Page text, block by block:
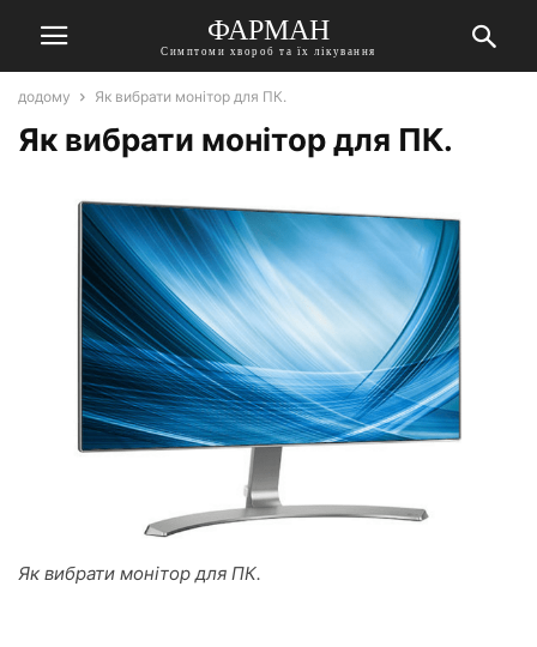
ФАРМАН
Симптоми хвороб та їх лікування
додому Як вибрати монітор для ПК.
Як вибрати монітор для ПК.
Як вибрати монітор для ПК.